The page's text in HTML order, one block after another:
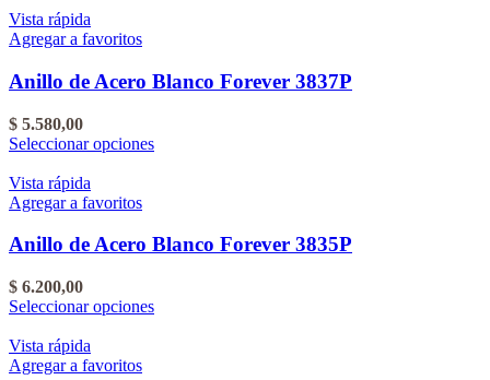
Las
opciones
elegir
del
producto
Vista rápida
Agregar a favoritos
Anillo de Acero Blanco Forever 3837P
$ 5.580,00
Seleccionar opcionesEste
Las
pueden
elegir
Vista rápida
Agregar a favoritos
Anillo de Acero Blanco Forever 3835P
$ 6.200,00
Seleccionar opcionesEste
Vista rápida
Agregar a favoritos